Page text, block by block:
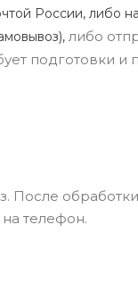
России, либо
либо
подготовки
После
телефон.